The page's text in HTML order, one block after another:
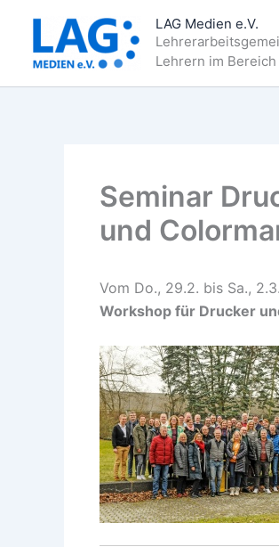
springen
LAG Medien e.V.
Lehrern im
Seminar
und
Vom Do., 29.2. bis Sa.,
Workshop für Drucker